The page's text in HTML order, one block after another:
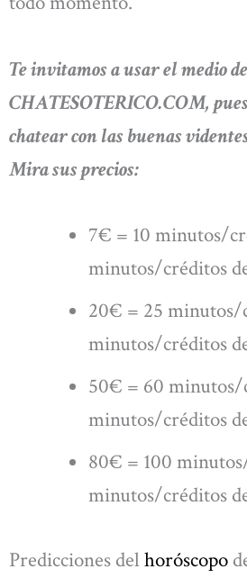
Te invitamos a usar el medio
CHATESOTERICO.COM,
chatear con las buenas
Mira sus precios:
7€ = 10 minutos/
minutos/créditos
20€ = 25 minutos/
minutos/créditos
50€ = 60 minutos/
minutos/créditos
80€ = 100
minutos/créditos
Predicciones del horóscopo